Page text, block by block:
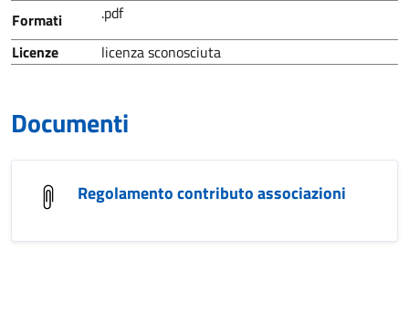
Formati
.pdf
Licenze
licenza sconosciuta
Documenti
Regolamento contributo associazioni